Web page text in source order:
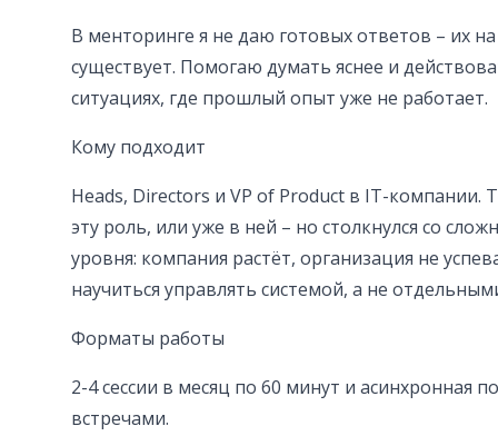
В менторинге я не даю готовых ответов – их
существует. Помогаю думать яснее и
ситуациях, где прошлый опыт уже не работает.
Кому подходит
Heads, Directors и VP of Product в IT-компании.
эту роль, или уже в ней – но столкнулся со
уровня: компания растёт, организация не
научиться управлять системой, а не
Форматы работы
2-4 сессии в месяц по 60 минут и асинхронная
встречами.